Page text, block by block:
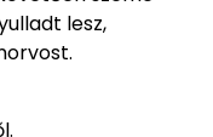
lesz,